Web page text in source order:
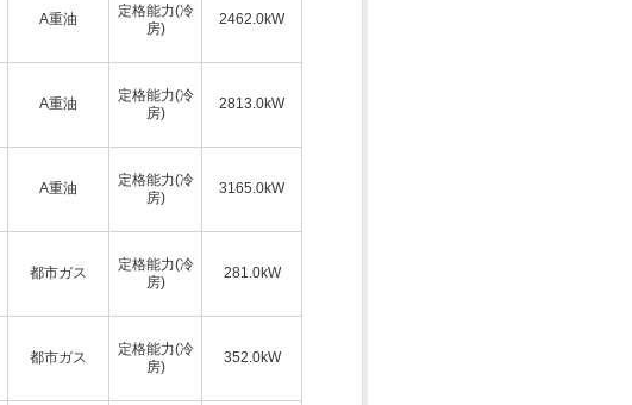
A重油
定格能力(冷
房)
2462.0kW
A重油
定格能力(冷
房)
2813.0kW
A重油
定格能力(冷
房)
3165.0kW
都市ガス
定格能力(冷
房)
281.0kW
都市ガス
定格能力(冷
房)
352.0kW